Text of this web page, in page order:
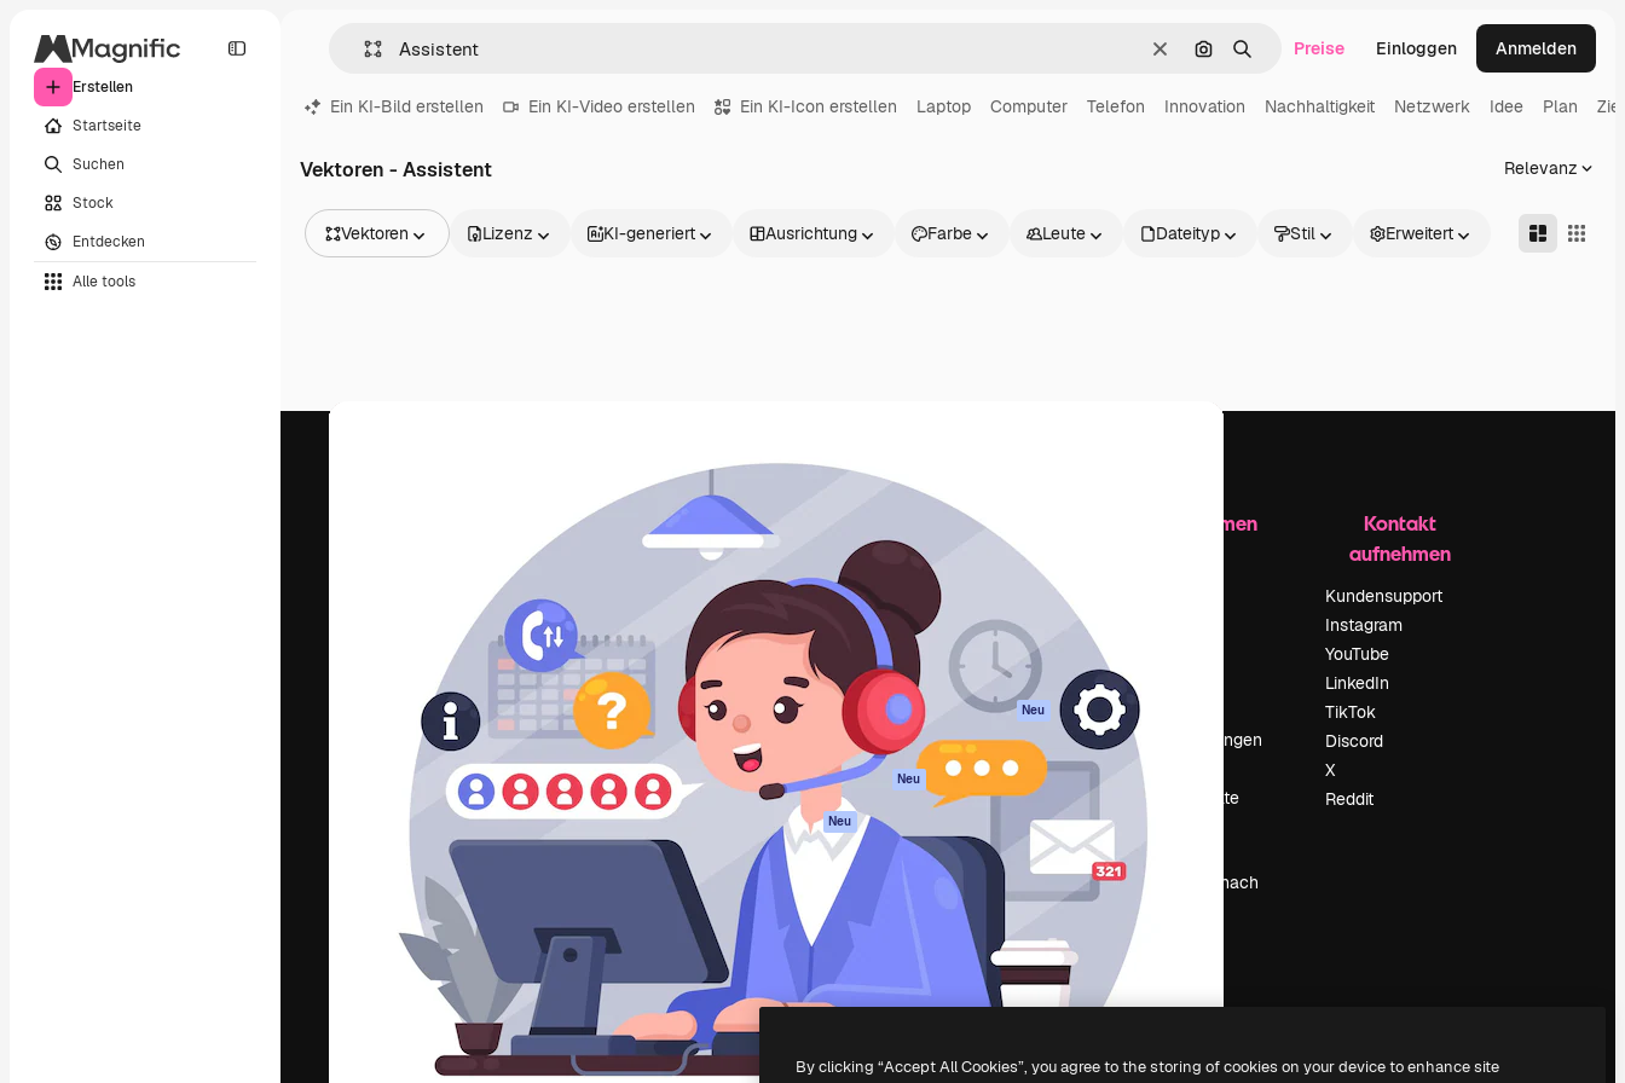
Erstellen
Startseite
Suchen
Stock
Entdecken
Alle tools
LöschenNach Bild suchen
SuchenPreise Einloggen Anmelden
Ein KI-Bild erstellen Ein KI-Video erstellen Ein KI-Icon erstellen Laptop Computer Telefon Innovation Nachhaltigkeit Netzwerk Idee Plan Ziel
Vektoren - Assistent Relevanz
Vektoren
Videos
Lizenz KI-generiert Ausrichtung Farbe Leute Dateityp Stil Erweitert
Die kreative Plattform, um deine beste
Arbeit zu verwirklichen. Mehr als 1 Million
Abonnenten unter Kreativen, Unternehmen,
Agenturen und Studios.
Deutsch
Produkte
KI-Assistent
KI-Bildgenerator
KI-Videogenerator
Stimmengenerator
Stock-Inhalte
MCP für
Claude/ChatGPT
Neu
Agenten Neu
API
Mobile App
Alle Magnific-Tools
Loslegen
Dokumentation
Support
AGB
Datenschutzerklärung
Originale Neu
Cookie-Richtlinie
Vertrauenszentrum
Partner
Unternehmen
Unternehmen
Blog
Veranstaltungen
Slidesgo
Deine Inhalte
Pressesaal
Suchst du nach
magnific.ai
Kontakt
aufnehmen
Kundensupport
Instagram
YouTube
LinkedIn
TikTok
Discord
X
Reddit
Copyright © 2010- Freepik Company S.L.U. Alle Rechte vorbehalten
By clicking “Accept All Cookies”, you agree to the storing of cookies on your device to enhance site